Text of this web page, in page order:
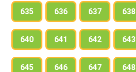
635 636 637 638
640 641 642 643
645 646 647 648